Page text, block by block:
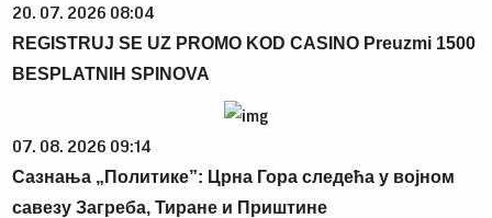
20. 07. 2026 08:04
REGISTRUJ SE UZ PROMO KOD CASINO Preuzmi 1500
BESPLATNIH SPINOVA
07. 08. 2026 09:14
Сазнања „Политике”: Црна Гора следећа у војном
савезу Загреба, Тиране и Приштине